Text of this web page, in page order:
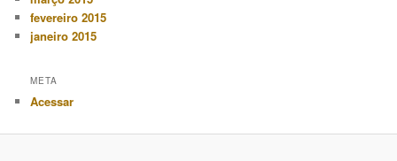
fevereiro 2015
janeiro 2015
META
Acessar